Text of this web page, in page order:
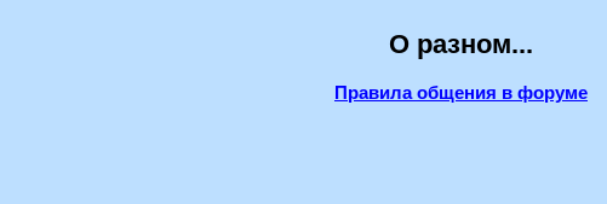
О разном...
Правила общения в форуме